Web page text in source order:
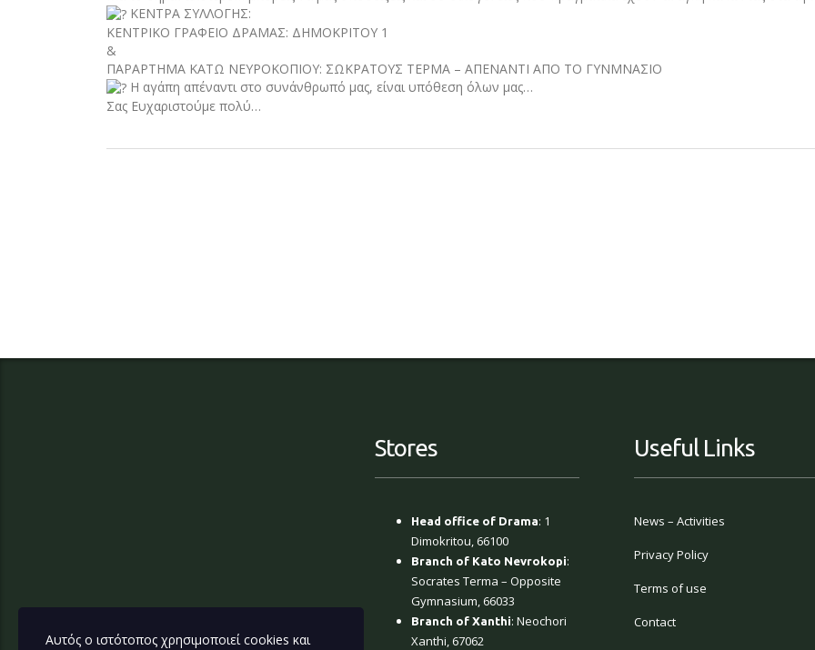
ΚΕΝΤΡΑ ΣΥΛΛΟΓΗΣ:
ΚΕΝΤΡΙΚΟ ΓΡΑΦΕΙΟ ΔΡΑΜΑΣ: ΔΗΜΟΚΡΙΤΟΥ 1
&
ΠΑΡΑΡΤΗΜΑ ΚΑΤΩ ΝΕΥΡΟΚΟΠΙΟΥ: ΣΩΚΡΑΤΟΥΣ ΤΕΡΜΑ – ΑΠΕΝΑΝΤΙ ΑΠΟ ΤΟ ΓΥΝΜΝΑΣΙΟ
Η αγάπη απέναντι στο συνάνθρωπό μας, είναι υπόθεση όλων μας…
Σας Ευχαριστούμε πολύ…
Stores
Head office of Drama: 1
Dimokritou, 66100
Branch of Kato Nevrokopi:
Socrates Terma – Opposite
Gymnasium, 66033
Branch of Xanthi: Neochori
Xanthi, 67062
Useful Links
News – Activities
Privacy Policy
Terms of use
Contact
Αυτός ο ιστότοπος χρησιμοποιεί cookies και